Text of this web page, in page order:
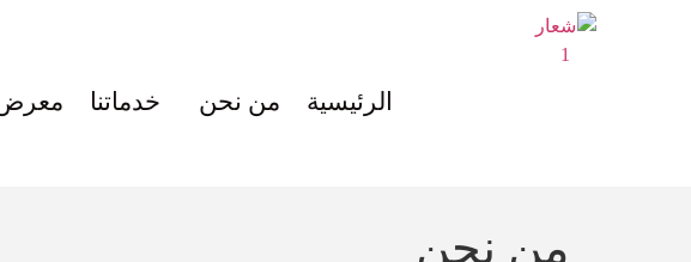
الرئيسية من نحن خدماتنا معرض
من نحن